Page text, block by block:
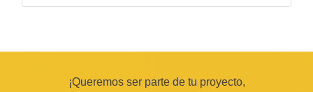
¡Queremos ser parte de tu proyecto,